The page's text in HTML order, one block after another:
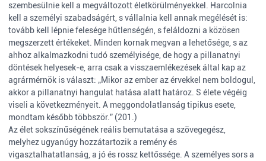
szembesülnie kell a megváltozott életkörülményekkel. Harcolnia
kell a személyi szabadságért, s vállalnia kell annak megélését is:
tovább kell lépnie felesége hűtlenségén, s feláldozni a közösen
megszerzett értékeket. Minden kornak megvan a lehetősége, s az
ahhoz alkalmazkodni tudó személyisége, de hogy a pillanatnyi
döntések helyesek-e, arra csak a visszaemlékezések által kap az
agrármérnök is választ: „Mikor az ember az érvekkel nem boldogul,
akkor a pillanatnyi hangulat hatása alatt határoz. S élete végéig
viseli a következményeit. A meggondolatlanság tipikus esete,
mondtam később többször.” (201.)
Az élet sokszínűségének reális bemutatása a szövegegész,
melyhez ugyanúgy hozzátartozik a remény és
vigasztalhatatlanság, a jó és rossz kettőssége. A személyes sors a